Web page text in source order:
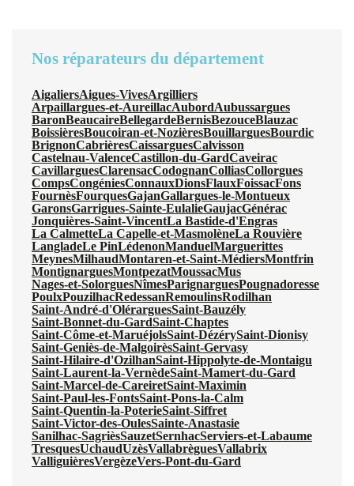
Nos réparateurs du département
AigaliersAigues-VivesArgilliers
Arpaillargues-et-AureillacAubordAubussargues
BaronBeaucaireBellegardeBernisBezouceBlauzac
BoissièresBoucoiran-et-NozièresBouillarguesBourdic
BrignonCabrièresCaissarguesCalvisson
Castelnau-ValenceCastillon-du-GardCaveirac
CavillarguesClarensacCodognanColliasCollorgues
CompsCongéniesConnauxDionsFlauxFoissacFons
FournèsFourquesGajanGallargues-le-Montueux
GaronsGarrigues-Sainte-EulalieGaujacGénérac
Jonquières-Saint-VincentLa Bastide-d'Engras
La CalmetteLa Capelle-et-MasmolèneLa Rouvière
LangladeLe PinLédenonManduelMarguerittes
MeynesMilhaudMontaren-et-Saint-MédiersMontfrin
MontignarguesMontpezatMoussacMus
Nages-et-SolorguesNîmesParignarguesPougnadoresse
PoulxPouzilhacRedessanRemoulinsRodilhan
Saint-André-d'OlérarguesSaint-Bauzély
Saint-Bonnet-du-GardSaint-Chaptes
Saint-Côme-et-MaruéjolsSaint-DézérySaint-Dionisy
Saint-Geniès-de-MalgoirèsSaint-Gervasy
Saint-Hilaire-d'OzilhanSaint-Hippolyte-de-Montaigu
Saint-Laurent-la-VernèdeSaint-Mamert-du-Gard
Saint-Marcel-de-CareiretSaint-Maximin
Saint-Paul-les-FontsSaint-Pons-la-Calm
Saint-Quentin-la-PoterieSaint-Siffret
Saint-Victor-des-OulesSainte-Anastasie
Sanilhac-SagrièsSauzetSernhacServiers-et-Labaume
TresquesUchaudUzèsVallabrèguesVallabrix
ValliguièresVergèzeVers-Pont-du-Gard